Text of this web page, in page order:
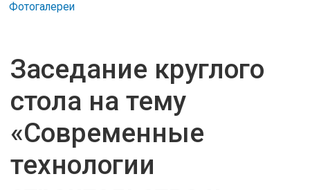
Фотогалереи
Заседание круглого
стола на тему
«Современные
технологии